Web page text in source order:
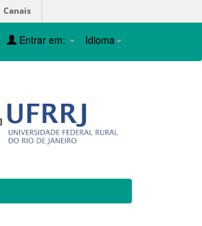
Canais
Idioma
Entrar em: